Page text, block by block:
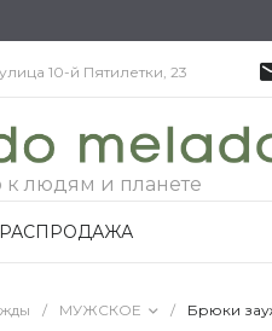
10-й Пятилетки, 23
к людям и планете
/ МУЖСКОЕ / Брюки